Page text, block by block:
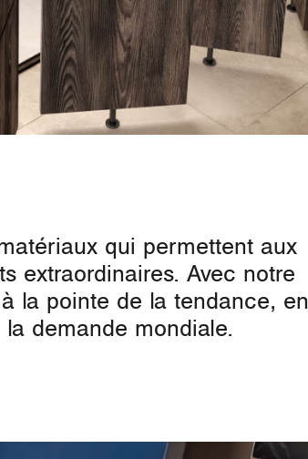
qui permettent aux
extraordinaires. Avec notre
la pointe de la tendance, en
demande mondiale.